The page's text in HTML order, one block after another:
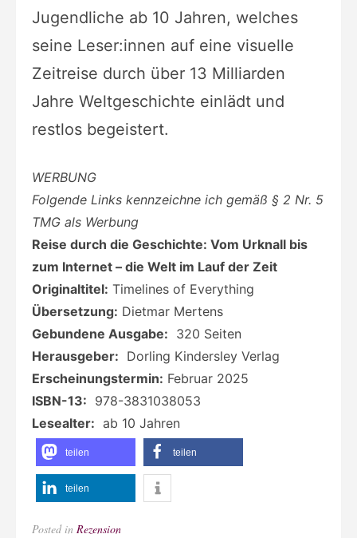
Jugendliche ab 10 Jahren, welches
seine Leser:innen auf eine visuelle
Zeitreise durch über 13 Milliarden
Jahre Weltgeschichte einlädt und
restlos begeistert.
WERBUNG
Folgende Links kennzeichne ich gemäß § 2 Nr. 5
TMG als Werbung
Reise durch die Geschichte: Vom Urknall bis
zum Internet – die Welt im Lauf der Zeit
Originaltitel: Timelines of Everything
Übersetzung: Dietmar Mertens
Gebundene Ausgabe: 320 Seiten
Herausgeber: Dorling Kindersley Verlag
Erscheinungstermin: Februar 2025
ISBN-13: 978-3831038053
Lesealter: ab 10 Jahren
teilen teilen
teilen
Posted in Rezension